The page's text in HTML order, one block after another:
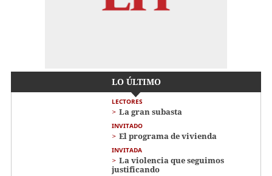
LO ÚLTIMO
LECTORES
La gran subasta
INVITADO
El programa de vivienda
INVITADA
La violencia que seguimos
justificando